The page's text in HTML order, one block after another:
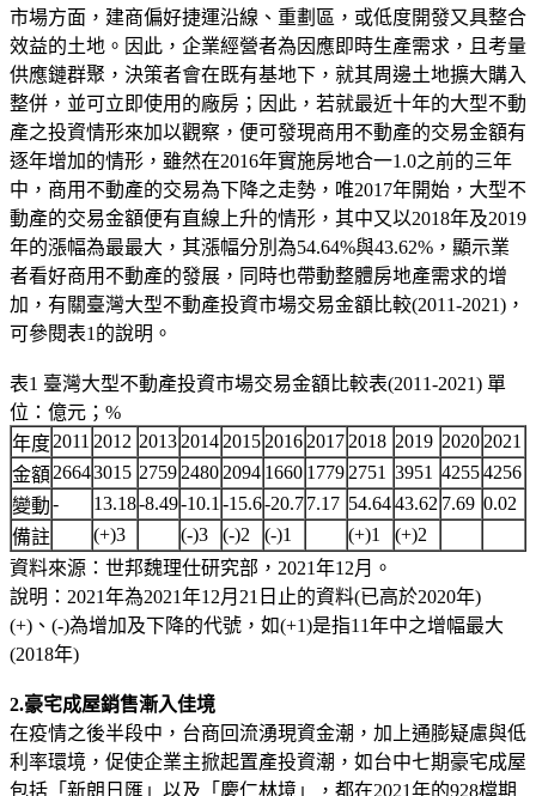
市場方面，建商偏好捷運沿線、重劃區，或低度開發又具整合
效益的土地。因此，企業經營者為因應即時生產需求，且考量
供應鏈群聚，決策者會在既有基地下，就其周邊土地擴大購入
整併，並可立即使用的廠房；因此，若就最近十年的大型不動
產之投資情形來加以觀察，便可發現商用不動產的交易金額有
逐年增加的情形，雖然在2016年實施房地合一1.0之前的三年
中，商用不動產的交易為下降之走勢，唯2017年開始，大型不
動產的交易金額便有直線上升的情形，其中又以2018年及2019
年的漲幅為最最大，其漲幅分別為54.64%與43.62%，顯示業
者看好商用不動產的發展，同時也帶動整體房地產需求的增
加，有關臺灣大型不動產投資市場交易金額比較(2011-2021)，
可參閱表1的說明。
表1 臺灣大型不動產投資市場交易金額比較表(2011-2021) 單
位：億元；%
年度2011 2012 2013 2014 2015 2016 2017 2018 2019 2020 2021
金額 26643015 2759 2480 2094 1660 1779 2751 3951 42554256
變動- 13.18-8.49-10.1 -15.6-20.77.17 54.6443.62 7.69 0.02
備註
(+)3 (-)3 (-)2 (-)1 (+)1
(+)2
資料來源：世邦魏理仕研究部，2021年12月。
說明：2021年為2021年12月21日止的資料(已高於2020年)
(+)、(-)為增加及下降的代號，如(+1)是指11年中之增幅最大
(2018年)
2.豪宅成屋銷售漸入佳境
在疫情之後半段中，台商回流湧現資金潮，加上通膨疑慮與低
利率環境，促使企業主掀起置產投資潮，如台中七期豪宅成屋
包括「新朗日匯」以及「慶仁林境」，都在2021年的928檔期